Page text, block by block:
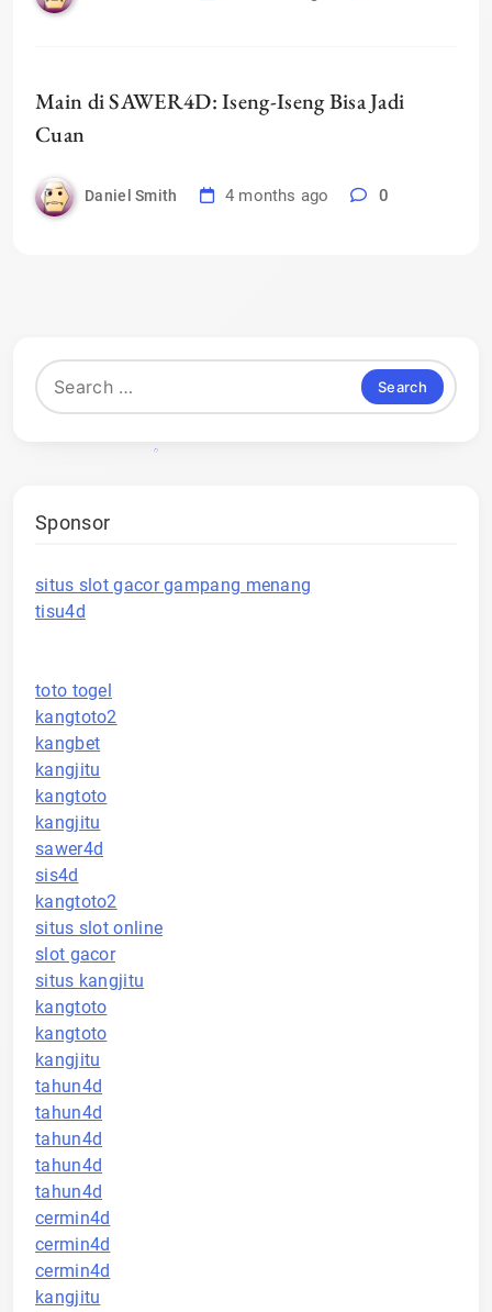
Main di SAWER4D: Iseng-Iseng Bisa Jadi
Cuan
Daniel Smith 4 months ago 0
Search
for:
Sponsor
situs slot gacor gampang menang
tisu4d
toto togel
kangtoto2
kangbet
kangjitu
kangtoto
kangjitu
sawer4d
sis4d
kangtoto2
situs slot online
slot gacor
situs kangjitu
kangtoto
kangtoto
kangjitu
tahun4d
tahun4d
tahun4d
tahun4d
tahun4d
cermin4d
cermin4d
cermin4d
kangjitu